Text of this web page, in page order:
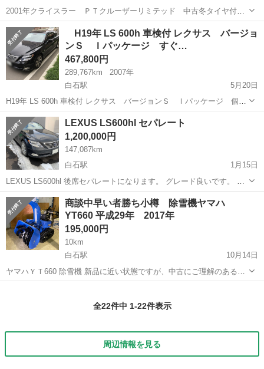
2001年クライスラー ＰＴクルーザーリミテッド 中古冬タイヤ付
2005年の時に中古で2万5千キロで乗り始めて、それからずっと乗って
おります。 中古冬タイヤ付き、リアシート中央ヘッドレスト欠品して
ますが 取説、工...
北海道 札幌市 白石駅 冬タイヤ
H19年 LS 600h 車検付 レクサス バージョ
ンＳ Ｉパッケージ すぐ…
467,800円
289,767km
2007年
白石駅
5月20日
H19年 LS 600h 車検付 レクサス バージョンＳ Ｉパッケージ 個人
出品 乗って帰れます 北海道札幌出品 ★車検有効期限：令和2年7
月22日 ★キーレス 色 ブラック 本革 ・写真に載ってある通りで警告
灯...
北海道 札幌市 白石駅 その他 走行距離
LEXUS LS600hl セパレート
1,200,000円
147,087km
白石駅
1月15日
LEXUS LS600hl 後席セパレートになります。 グレード良いです。 マ
クレビ etc 薄型字光式ナンバー サスコン付いてます。 しっかり4WD
です。 白革シート 元本州車 車検32/10中旬迄。 走行距離147...
北海道 札幌市 白石駅 その他 LEXUS
商談中早い者勝ち小樽 除雪機ヤマハ
YT660 平成29年 2017年
195,000円
10km
白石駅
10月14日
ヤマハＹＴ660 除雪機 新品に近い状態ですが、中古にご理解のある方
引き渡し先は小樽です。 購入時2017年冬に使用しその後使ってませ
全22件中 1-22件表示
周辺情報を見る